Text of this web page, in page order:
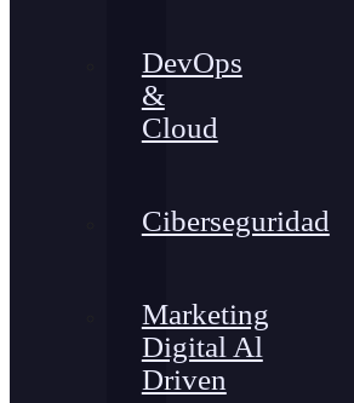
DevOps
&
Cloud
Ciberseguridad
Marketing
Digital Al
Driven